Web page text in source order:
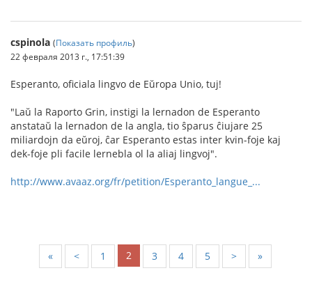
cspinola (Показать профиль)
22 февраля 2013 г., 17:51:39
Esperanto, oficiala lingvo de Eŭropa Unio, tuj!
"Laŭ la Raporto Grin, instigi la lernadon de Esperanto
anstataŭ la lernadon de la angla, tio ŝparus ĉiujare 25
miliardojn da eŭroj, ĉar Esperanto estas inter kvin-foje kaj
dek-foje pli facile lernebla ol la aliaj lingvoj".
http://www.avaaz.org/fr/petition/Esperanto_langue_...
« < 1 2 3 4 5 > »